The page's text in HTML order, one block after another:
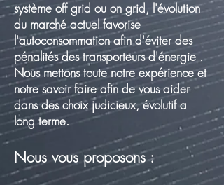
système off grid ou on grid, l'évolution
du marché actuel favorise
l'autoconsommation afin d'éviter des
pénalités des transporteurs d'énergie .
Nous mettons toute notre expérience et
notre savoir faire afin de vous aider
dans des choix judicieux, évolutif a
long terme.
Nous vous proposons :